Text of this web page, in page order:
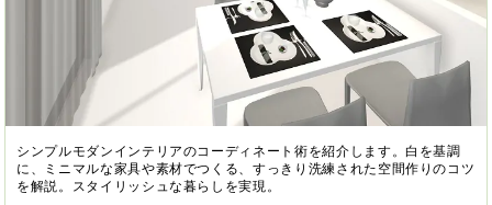
シンプルモダンインテリアのコーディネート術を紹介します。白を基調
に、ミニマルな家具や素材でつくる、すっきり洗練された空間作りのコツ
を解説。スタイリッシュな暮らしを実現。